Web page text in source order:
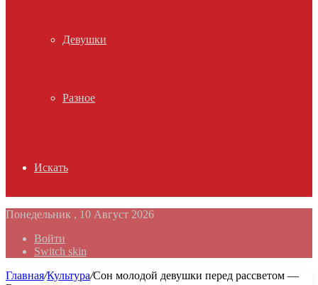
Девушки
Разное
Искать
Понедельник , 10 Август 2026
Войти
Switch skin
Главная/Культура/Сон молодой девушки перед рассветом —